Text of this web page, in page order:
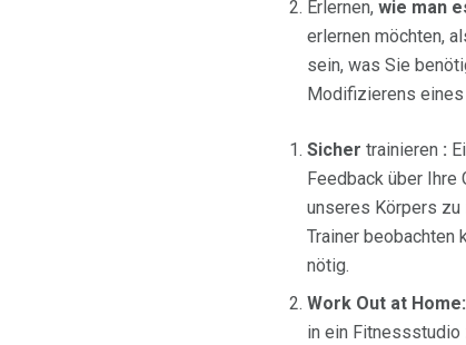
Erlernen, wie man
erlernen möchten,
sein, was Sie
Modifizierens
Sicher trainieren :
Feedback über
unseres Körpers zu
Trainer beobachten
nötig.
Work Out at Home:
in ein Fitnessstudio